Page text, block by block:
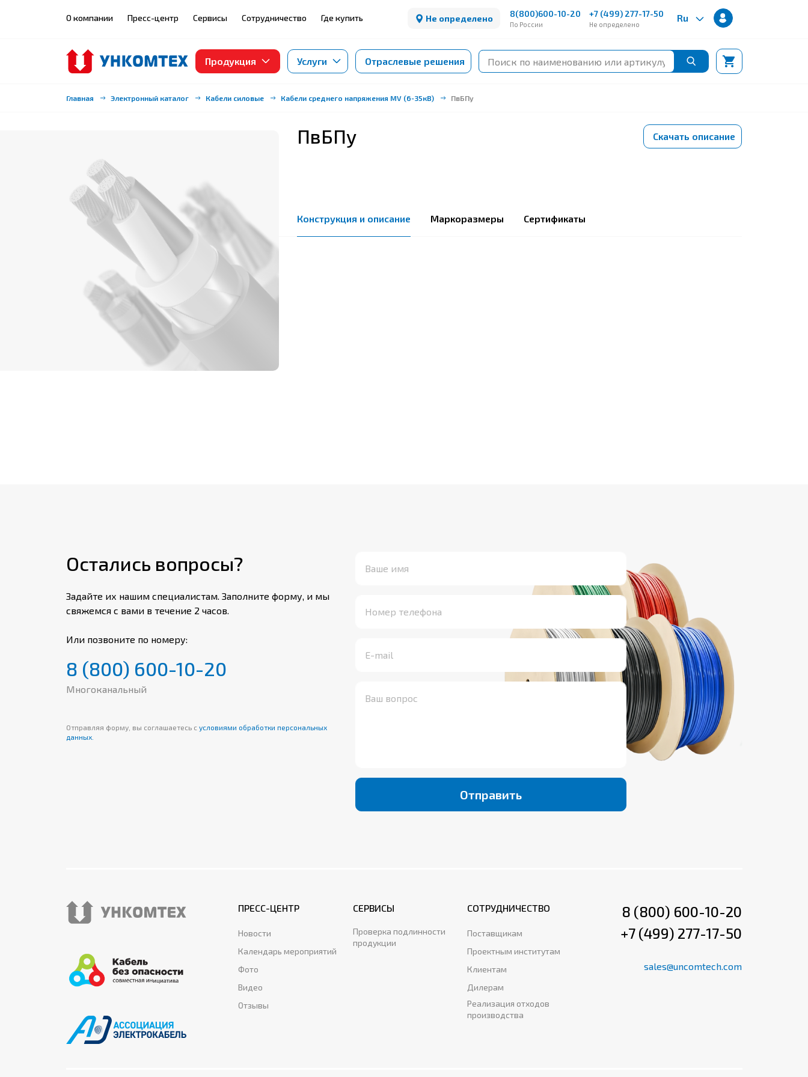
О компании Пресс-центр Сервисы Сотрудничество Где купить Не определено 8(800)600-10-20
По России
+7 (499) 277-17-50
Не определено
Ru
Продукция Услуги Отраслевые решения
Главная Электронный каталог Кабели силовые Кабели среднего напряжения MV (6-35кВ) ПвБПу
ПвБПу Скачать описание
Конструкция и описание Маркоразмеры Сертификаты
Остались вопросы?
Задайте их нашим специалистам. Заполните форму, и мы
свяжемся с вами в течение 2 часов.
Или позвоните по номеру:
8 (800) 600-10-20
Многоканальный
Отправляя форму, вы соглашаетесь с условиями обработки персональных
данных.
Отправить
ПРЕСС-ЦЕНТР
Новости
Календарь мероприятий
Фото
Видео
Отзывы
СЕРВИСЫ
Проверка подлинности
продукции
СОТРУДНИЧЕСТВО
Поставщикам
Проектным институтам
Клиентам
Дилерам
Реализация отходов
производства
8 (800) 600-10-20
+7 (499) 277-17-50
sales@uncomtech.com